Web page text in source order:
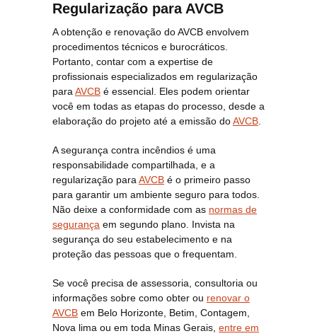
Regularização para AVCB
A obtenção e renovação do AVCB envolvem
procedimentos técnicos e burocráticos.
Portanto, contar com a expertise de
profissionais especializados em regularização
paraAVCB é essencial. Eles podem orientar
você em todas as etapas do processo, desde a
elaboração do projeto até a emissão doAVCB.
A segurança contra incêndios é uma
responsabilidade compartilhada, e a
regularização paraAVCB é o primeiro passo
para garantir um ambiente seguro para todos.
Não deixe a conformidade com as normas de
segurança em segundo plano. Invista na
segurança do seu estabelecimento e na
proteção das pessoas que o frequentam.
Se você precisa de assessoria, consultoria ou
informações sobre como obter ou renovar o
AVCB em Belo Horizonte, Betim, Contagem,
Nova lima ou em toda Minas Gerais, entre em